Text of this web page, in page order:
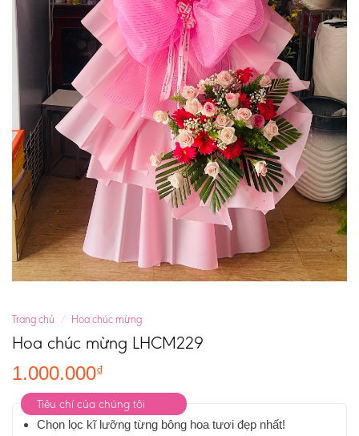
Trang chủ / Hoa chúc mừng
Hoa chúc mừng LHCM229
1.000.000₫
Tiêu chí của chúng tôi
Chọn lọc kĩ lưỡng từng bông hoa tươi đẹp nhất!